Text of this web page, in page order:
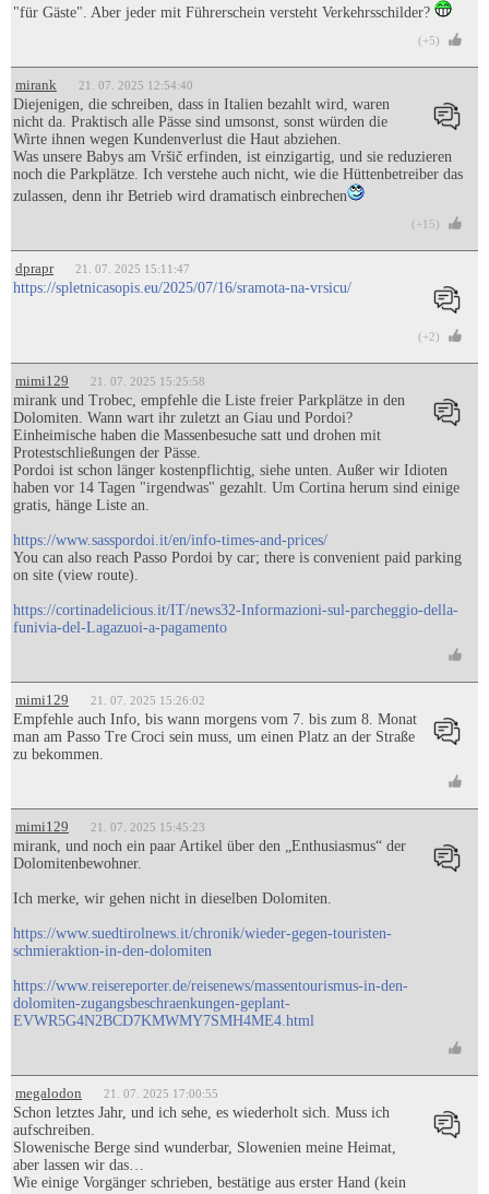
"für Gäste". Aber jeder mit Führerschein versteht Verkehrsschilder?
(+5)
mirank 21. 07. 2025 12:54:40
Diejenigen, die schreiben, dass in Italien bezahlt wird, waren
nicht da. Praktisch alle Pässe sind umsonst, sonst würden die
Wirte ihnen wegen Kundenverlust die Haut abziehen.
Was unsere Babys am Vršič erfinden, ist einzigartig, und sie reduzieren
noch die Parkplätze. Ich verstehe auch nicht, wie die Hüttenbetreiber das
zulassen, denn ihr Betrieb wird dramatisch einbrechen
(+15)
dprapr 21. 07. 2025 15:11:47
https://spletnicasopis.eu/2025/07/16/sramota-na-vrsicu/
(+2)
mimi129 21. 07. 2025 15:25:58
mirank und Trobec, empfehle die Liste freier Parkplätze in den
Dolomiten. Wann wart ihr zuletzt an Giau und Pordoi?
Einheimische haben die Massenbesuche satt und drohen mit
Protestschließungen der Pässe.
Pordoi ist schon länger kostenpflichtig, siehe unten. Außer wir Idioten
haben vor 14 Tagen "irgendwas" gezahlt. Um Cortina herum sind einige
gratis, hänge Liste an.
https://www.sasspordoi.it/en/info-times-and-prices/
You can also reach Passo Pordoi by car; there is convenient paid parking
on site (view route).
https://cortinadelicious.it/IT/news32-Informazioni-sul-parcheggio-della-
funivia-del-Lagazuoi-a-pagamento
mimi129 21. 07. 2025 15:26:02
Empfehle auch Info, bis wann morgens vom 7. bis zum 8. Monat
man am Passo Tre Croci sein muss, um einen Platz an der Straße
zu bekommen.
mimi129 21. 07. 2025 15:45:23
mirank, und noch ein paar Artikel über den „Enthusiasmus“ der
Dolomitenbewohner.
Ich merke, wir gehen nicht in dieselben Dolomiten.
https://www.suedtirolnews.it/chronik/wieder-gegen-touristen-
schmieraktion-in-den-dolomiten
https://www.reisereporter.de/reisenews/massentourismus-in-den-
dolomiten-zugangsbeschraenkungen-geplant-
EVWR5G4N2BCD7KMWMY7SMH4ME4.html
megalodon 21. 07. 2025 17:00:55
Schon letztes Jahr, und ich sehe, es wiederholt sich. Muss ich
aufschreiben.
Slowenische Berge sind wunderbar, Slowenien meine Heimat,
aber lassen wir das…
Wie einige Vorgänger schrieben, bestätige aus erster Hand (kein